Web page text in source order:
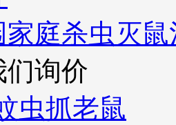
庭杀虫灭
询价